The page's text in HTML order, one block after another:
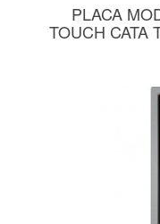
PLACA
TOUCH CATA